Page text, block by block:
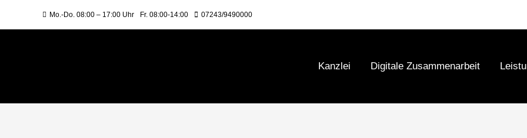
Mo.-Do. 08:00 – 17:00 Uhr Fr. 08:00-14:00 07243/9490000
Kanzlei Digitale Zusammenarbeit